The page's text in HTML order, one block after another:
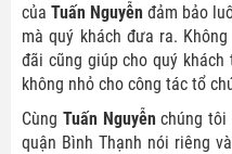
củaTuấn Nguyễnđảm bảo
mà quý khách đưa ra.
đãi cũng giúp cho quý
không nhỏ cho công tác tổ
Cùng Tuấn Nguyễn chúng tôi
quận Bình Thạnh nói riêng